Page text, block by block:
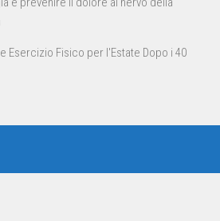
Esercizio Fisico per l'Estate Dopo i 40